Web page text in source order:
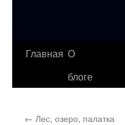
Перейти
Главная О
блоге
← Лес, озеро, палатка